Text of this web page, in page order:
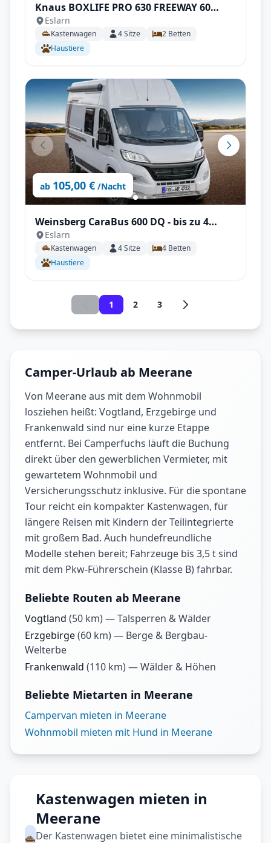
Knaus BOXLIFE PRO 630 FREEWAY 60
YEARS KNAUS mit AHK uvm.
Eslarn
Kastenwagen 4Sitze 2 Betten
Haustiere
ab 105,00 € /Nacht
Weinsberg CaraBus 600 DQ - bis zu 4
Personen, mit Hubett, Querbett, SAT,
unter 6m!
Eslarn
Kastenwagen 4Sitze 4 Betten
Haustiere
1 2 3
Camper-Urlaub ab Meerane
Von Meerane aus mit dem Wohnmobil
losziehen heißt: Vogtland, Erzgebirge und
Frankenwald sind nur eine kurze Etappe
entfernt. Bei Camperfuchs läuft die Buchung
direkt über den gewerblichen Vermieter, mit
gewartetem Wohnmobil und
Versicherungsschutz inklusive. Für die spontane
Tour reicht ein kompakter Kastenwagen, für
längere Reisen mit Kindern der Teilintegrierte
mit großem Bad. Auch hundefreundliche
Modelle stehen bereit; Fahrzeuge bis 3,5 t sind
mit dem Pkw-Führerschein (Klasse B) fahrbar.
Beliebte Routen ab Meerane
Vogtland (50 km) —Talsperren & Wälder
Erzgebirge(60 km) — Berge & Bergbau-
Welterbe
Frankenwald (110 km) —Wälder & Höhen
Beliebte Mietarten in Meerane
Campervan mieten in Meerane
Wohnmobil mieten mit Hund in Meerane
Kastenwagen mieten in
Meerane
Der Kastenwagen bietet eine minimalistische